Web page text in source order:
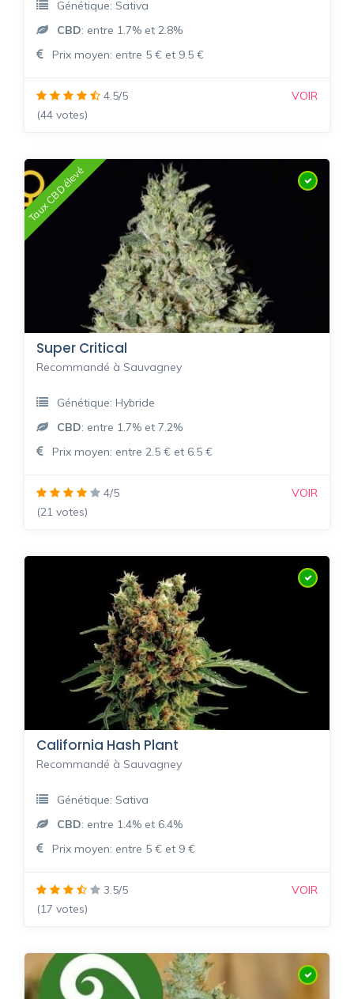
Génétique: Sativa
CBD: entre 1.7% et 2.8%
Prix moyen: entre 5 € et 9.5 €
4.5/5
(44 votes)
VOIR
Taux CBD élevé
Super Critical
Recommandé à Sauvagney
Génétique: Hybride
CBD: entre 1.7% et 7.2%
Prix moyen: entre 2.5 € et 6.5 €
4/5
(21 votes)
VOIR
California Hash Plant
Recommandé à Sauvagney
Génétique: Sativa
CBD: entre 1.4% et 6.4%
Prix moyen: entre 5 € et 9 €
3.5/5
(17 votes)
VOIR